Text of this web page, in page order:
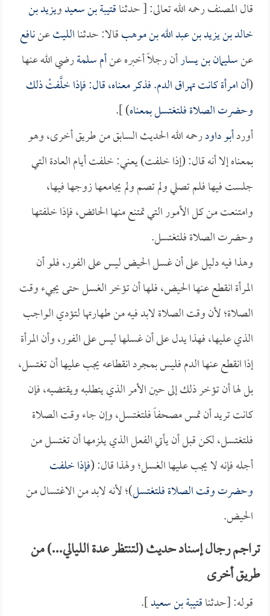
قال المصنف رحمه الله تعالى: [ حدثناقتيبة بن سعيدويزيد بن
خالد بن يزيد بن عبد الله بن موهبقالا: حدثناالليثعننافع
عنسليمان بن يسارأن رجلاً أخبره عنأم سلمةرضي الله عنها
(أن امرأة كانت تهراق الدم. فذكر معناه، قال: فإذا خلَّفتْ ذلك
وحضرت الصلاة فلتغتسل بمعناه) ].
أوردأبو داودرحمه الله الحديث السابق من طريق أخرى، وهو
بمعناه إلا أنه قال: (إذا خلفت) يعني: خلفت أيام العادة التي
جلست فيها فلم تصلي ولم تصم ولم يجامعها زوجها فيها،
وامتنعت من كل الأمور التي تمتنع منها الحائض، فإذا خلفتها
وحضرت الصلاة فلتغتسل.
وهذا فيه دليل على أن غسل الحيض ليس على الفور، فلو أن
المرأة انقطع عنها الحيض، فلها أن تؤخر الغسل حتى يجيء وقت
الصلاة؛ لأن وقت الصلاة لابد فيه من طهارتها لتؤدي الواجب
الذي عليها، فهذا يدل على أن غسلها ليس على الفور، وأن المرأة
إذا انقطع عنها الدم فليس بمجرد انقطاعه يجب عليها أن تغتسل،
بل لها أن تؤخر ذلك إلى حين الأمر الذي يتطلبه ويقتضيه، فإن
كانت تريد أن تمس مصحفاً فلتغتسل، وإن جاء وقت الصلاة
فلتغتسل، لكن قبل أن يأتي الفعل الذي يلزمها أن تغتسل من
أجله فإنه لا يجب عليها الغسل؛ ولهذا قال: (فإذا خلفت
وحضرت وقت الصلاة فلتغتسل)؛ لأنه لابد من الاغتسال من
الحيض.
تراجم رجال إسناد حديث (لتنتظر عدة الليالي...) من
طريق أخرى
قوله: [حدثناقتيبة بن سعيد].